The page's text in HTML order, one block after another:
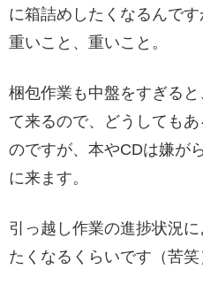
に箱詰めしたくなるんで
重いこと、重いこと。
梱包作業も中盤をすぎる
て来るので、どうしても
のですが、本やCDは嫌が
に来ます。
引っ越し作業の進捗状況
たくなるくらいです（苦笑